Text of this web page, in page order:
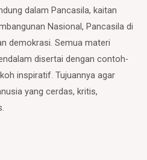
dalam Pancasila, kaitan
Nasional, Pancasila di
demokrasi. Semua materi
disertai dengan contoh-
inspiratif. Tujuannya agar
yang cerdas, kritis,